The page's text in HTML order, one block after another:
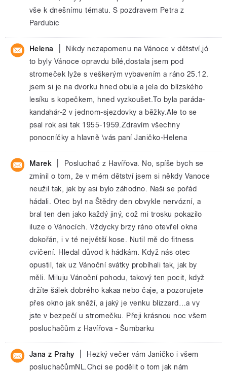
vše k dnešnímu tématu. S pozdravem Petra z
Pardubic
Helena
Nikdy nezapomenu na Vánoce v dětství,jó
to byly Vánoce opravdu bílé,dostala jsem pod
stromeček lyže s veškerým vybavením a ráno 25.12.
jsem si je na dvorku hned obula a jela do blízského
lesíku s kopečkem, hned vyzkoušet.To byla paráda-
kandahár-2 v jednom-sjezdovky a běžky.Ale to se
psal rok asi tak 1955-1959.Zdravím všechny
ponocníčky a hlavně \vás paní Janičko-Helena
Marek
Posluchač z Havířova. No, spíše bych se
zmínil o tom, že v mém dětství jsem si někdy Vanoce
neužil tak, jak by asi bylo záhodno. Naši se pořád
hádali. Otec byl na Štědry den obvykle nervózní, a
bral ten den jako každý jiný, což mi trosku pokazilo
iluze o Vánocích. Vždycky brzy ráno otevřel okna
dokořán, i v té největší kose. Nutil mě do fitness
cvičení. Hledal důvod k hádkám. Když nás otec
opustil, tak uz Vánoční svátky probíhali tak, jak by
měli. Miluju Vánoční pohodu, takový ten pocit, když
držíte šálek dobrého kakaa nebo čaje, a pozorujete
přes okno jak sněží, a jaký je venku blizzard…a vy
jste v bezpečí u stromečku. Přeji krásnou noc všem
posluchačům z Havířova - Šumbarku
Jana z Prahy
Hezký večer vám Janičko i všem
posluchačůmNL.Chci se podělit o tom jak nám